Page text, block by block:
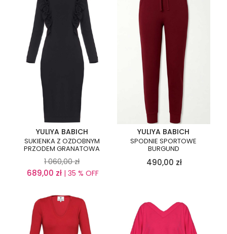
YULIYA BABICH
SUKIENKA Z OZDOBNYM
PRZODEM GRANATOWA
1 060,00 zł
689,00 zł| 35 % OFF
YULIYA BABICH
SPODNIE SPORTOWE
BURGUND
490,00 zł